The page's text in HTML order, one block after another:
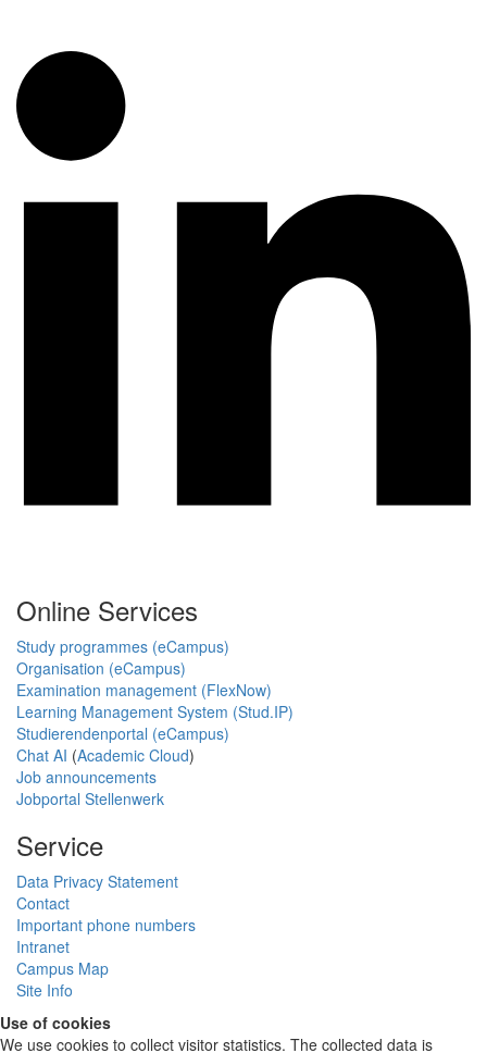
Online Services
Study programmes (eCampus)
Organisation (eCampus)
Examination management (FlexNow)
Learning Management System (Stud.IP)
Studierendenportal (eCampus)
Chat AI (Academic Cloud)
Job announcements
Jobportal Stellenwerk
Service
Data Privacy Statement
Contact
Important phone numbers
Intranet
Campus Map
Site Info
Use of cookies
We use cookies to collect visitor statistics. The collected data is